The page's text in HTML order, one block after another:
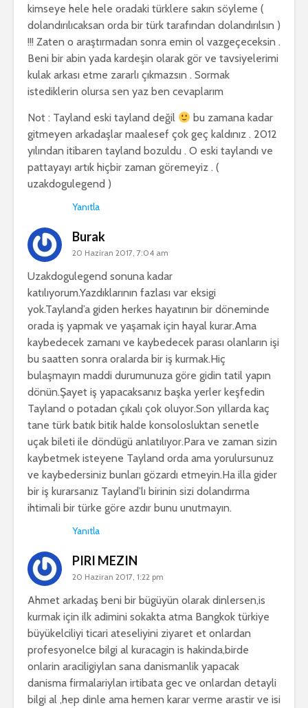
kimseye hele hele oradaki türklere sakın söyleme (
dolandırılıcaksan orda bir türk tarafından dolandırılsın )
!!! Zaten o araştırmadan sonra emin ol vazgeçeceksin .
Beni bir abin yada kardeşin olarak gör ve tavsiyelerimi
kulak arkası etme zararlı çıkmazsın . Sormak
istediklerin olursa sen yaz ben cevaplarım
Not : Tayland eski tayland değil
bu zamana kadar
gitmeyen arkadaşlar maalesef çok geç kaldınız . 2012
yılından itibaren tayland bozuldu . O eski taylandı ve
pattayayı artık hiçbir zaman göremeyiz . (
uzakdogulegend )
Yanıtla
Burak
20 Haziran 2017, 7:04 am
Uzakdogulegend sonuna kadar
katılıyorum.Yazdıklarının fazlası var eksigi
yok.Tayland’a giden herkes hayatının bir döneminde
orada iş yapmak ve yaşamak için hayal kurar.Ama
kaybedecek zamanı ve kaybedecek parası olanların işi
bu saatten sonra oralarda bir iş kurmak.Hiç
bulaşmayın maddi durumunuza göre gidin tatil yapın
dönün.Şayet iş yapacaksanız başka yerler keşfedin
Tayland o potadan çıkalı çok oluyor.Son yıllarda kaç
tane türk batık bitik halde konsolosluktan senetle
uçak bileti ile döndügü anlatılıyor.Para ve zaman sizin
kaybetmek isteyene Tayland orda ama yorulursunuz
ve kaybedersiniz bunları gözardı etmeyin.Ha illa gider
bir iş kurarsanız Tayland’lı birinin sizi dolandırma
ihtimali bir türke göre azdır bunu unutmayın.
Yanıtla
PIRI MEZIN
20 Haziran 2017, 1:22 pm
Ahmet arkadaş beni bir bügüyün olarak dinlersen,is
kurmak için ilk adimini sokakta atma Bangkok türkiye
büyükelciliyi ticari ateseliyini ziyaret et onlardan
profesyonelce bilgi al kuracagin is hakinda,birde
onlarin araciligiylan sana danismanlik yapacak
danisma firmalariylan irtibata gec ve onlardan detayli
bilgi al ,hep dinle ama hemen karar verme arastir ve isi